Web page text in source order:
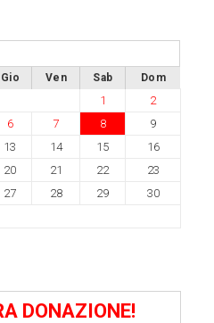
Gio Ven Sab Dom
1
2
6 7 8
9
13 14 15
16
20 21 22
23
27 28 29
30
DONAZIONE!